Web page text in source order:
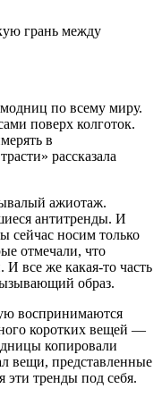
по всему миру.
поверх колготок.
в
рассказала
ажиотаж.
антитренды. И
сейчас носим только
отмечали, что
все же какая-то часть
образ.
воспринимаются
коротких вещей —
копировали
вещи, представленные
эти тренды под себя.